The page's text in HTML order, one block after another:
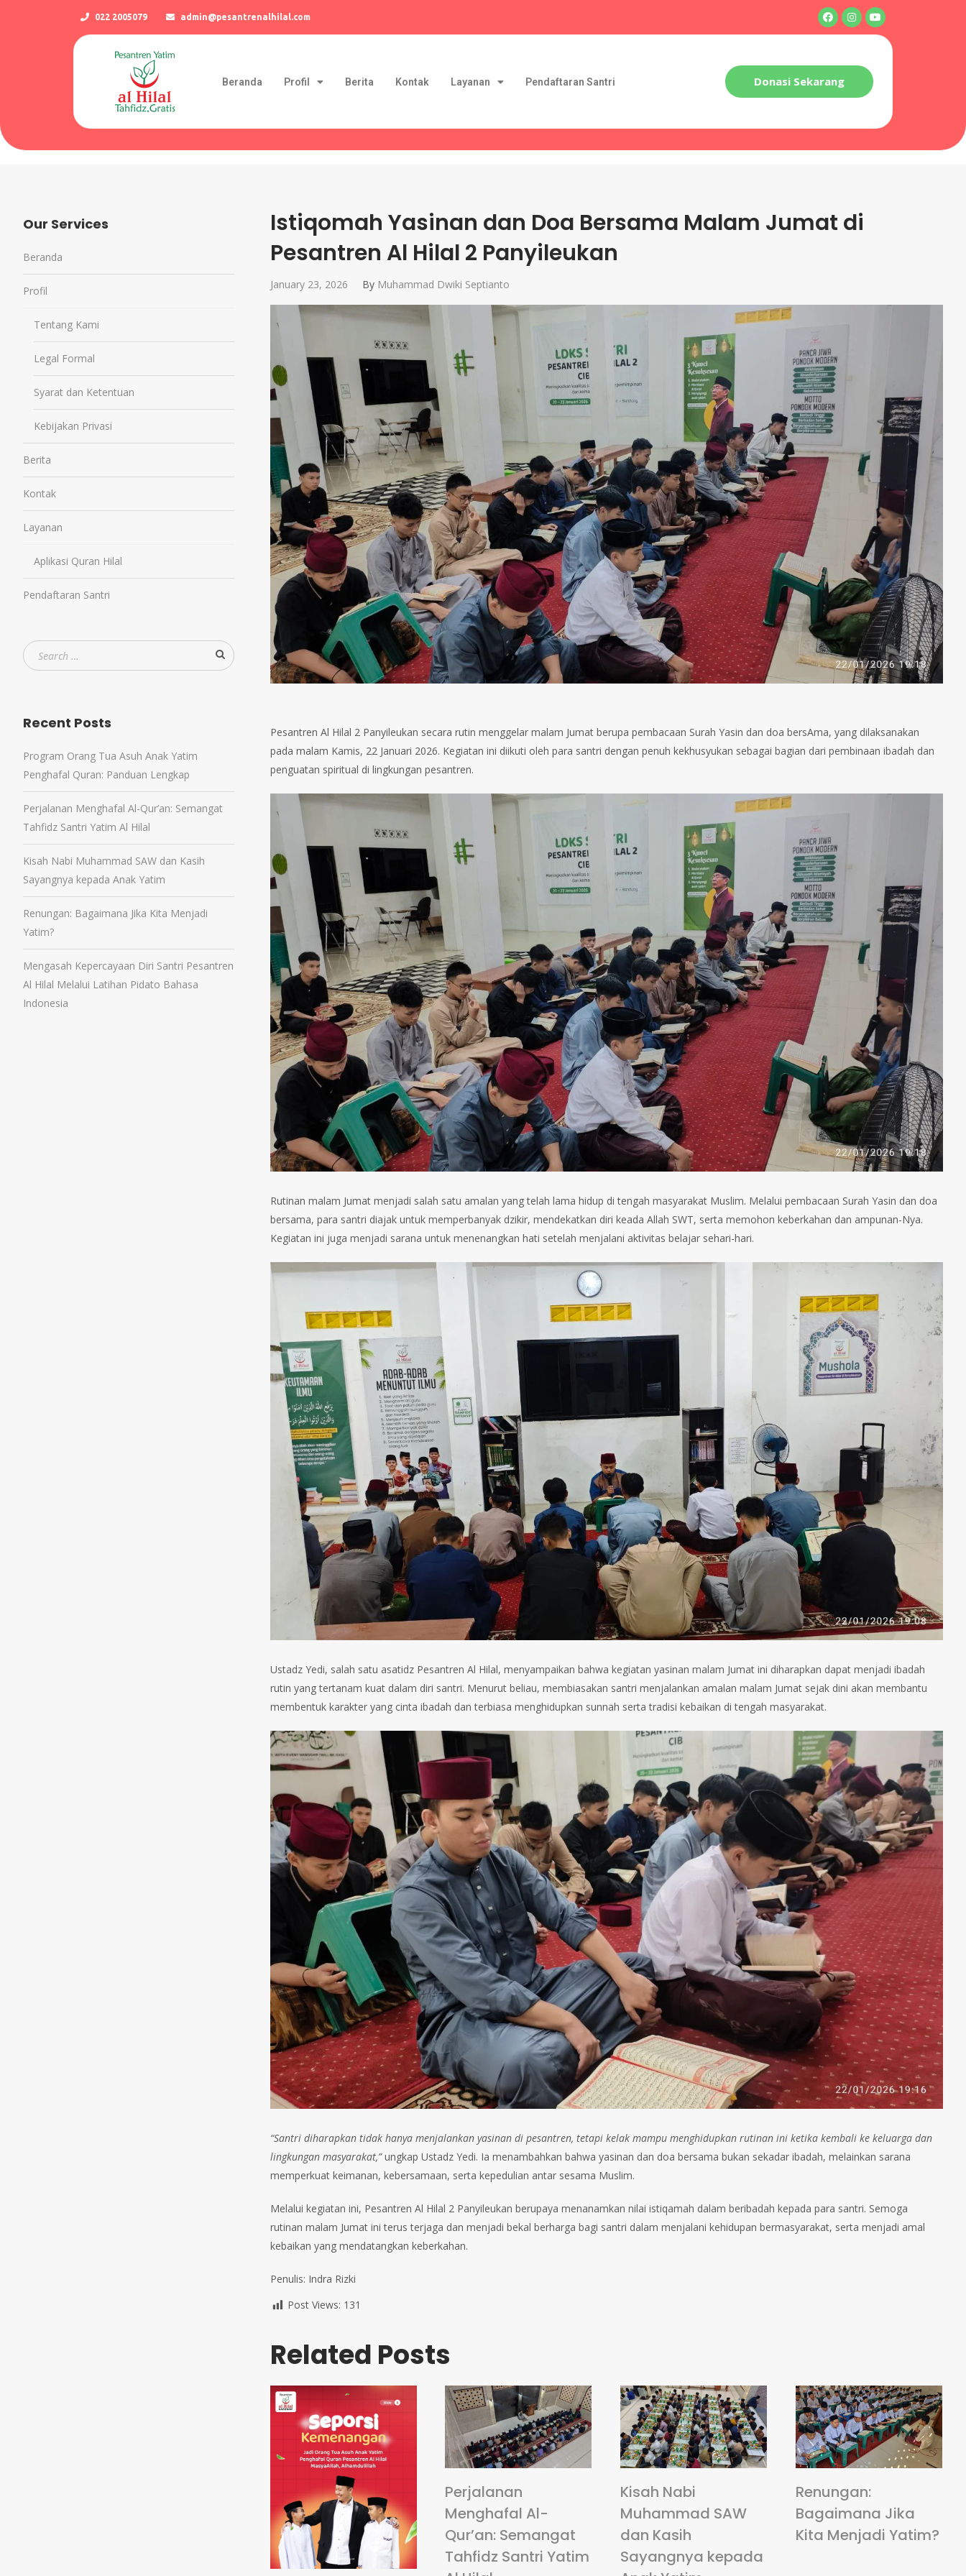
022 2005079 admin@pesantrenalhilal.com
Beranda Profil Berita Kontak Layanan Pendaftaran Santri Donasi Sekarang
Istiqomah Yasinan dan Doa Bersama Malam Jumat di
Pesantren Al Hilal 2 Panyileukan
January 23, 2026 By Muhammad Dwiki Septianto
Pesantren Al Hilal 2 Panyileukan secara rutin menggelar malam Jumat berupa pembacaan Surah Yasin dan doa bersAma, yang dilaksanakan
pada malam Kamis, 22 Januari 2026. Kegiatan ini diikuti oleh para santri dengan penuh kekhusyukan sebagai bagian dari pembinaan ibadah dan
penguatan spiritual di lingkungan pesantren.
Rutinan malam Jumat menjadi salah satu amalan yang telah lama hidup di tengah masyarakat Muslim. Melalui pembacaan Surah Yasin dan doa
bersama, para santri diajak untuk memperbanyak dzikir, mendekatkan diri keada Allah SWT, serta memohon keberkahan dan ampunan-Nya.
Kegiatan ini juga menjadi sarana untuk menenangkan hati setelah menjalani aktivitas belajar sehari-hari.
Ustadz Yedi, salah satu asatidz Pesantren Al Hilal, menyampaikan bahwa kegiatan yasinan malam Jumat ini diharapkan dapat menjadi ibadah
rutin yang tertanam kuat dalam diri santri. Menurut beliau, membiasakan santri menjalankan amalan malam Jumat sejak dini akan membantu
membentuk karakter yang cinta ibadah dan terbiasa menghidupkan sunnah serta tradisi kebaikan di tengah masyarakat.
“Santri diharapkan tidak hanya menjalankan yasinan di pesantren, tetapi kelak mampu menghidupkan rutinan ini ketika kembali ke keluarga dan
lingkungan masyarakat,”ungkap Ustadz Yedi. Ia menambahkan bahwa yasinan dan doa bersama bukan sekadar ibadah, melainkan sarana
memperkuat keimanan, kebersamaan, serta kepedulian antar sesama Muslim.
Melalui kegiatan ini, Pesantren Al Hilal 2 Panyileukan berupaya menanamkan nilai istiqamah dalam beribadah kepada para santri. Semoga
rutinan malam Jumat ini terus terjaga dan menjadi bekal berharga bagi santri dalam menjalani kehidupan bermasyarakat, serta menjadi amal
kebaikan yang mendatangkan keberkahan.
Penulis: Indra Rizki
Post Views: 131
Related Posts
Perjalanan
Menghafal Al-
Qur’an: Semangat
Tahfidz Santri Yatim
Kisah Nabi
Muhammad SAW
dan Kasih
Sayangnya kepada
Renungan:
Bagaimana Jika
Kita Menjadi Yatim?
Our Services
Beranda
Profil
Tentang Kami
Legal Formal
Syarat dan Ketentuan
Kebijakan Privasi
Berita
Kontak
Layanan
Aplikasi Quran Hilal
Pendaftaran Santri
Recent Posts
Program Orang Tua Asuh Anak Yatim
Penghafal Quran: Panduan Lengkap
Perjalanan Menghafal Al-Qur’an: Semangat
Tahfidz Santri Yatim Al Hilal
Kisah Nabi Muhammad SAW dan Kasih
Sayangnya kepada Anak Yatim
Renungan: Bagaimana Jika Kita Menjadi
Yatim?
Mengasah Kepercayaan Diri Santri Pesantren
Al Hilal Melalui Latihan Pidato Bahasa
Indonesia